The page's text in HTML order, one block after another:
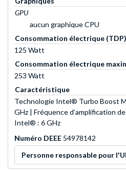
GPU
aucun graphique CPU
Consommation électrique (TDP)
125 Watt
Consommation électrique
253 Watt
Caractéristique
Technologie Intel® Turbo Boost
GHz | Fréquence d’amplification
Intel® : 6 GHz
Numéro DEEE 54978142
Personne responsable pour